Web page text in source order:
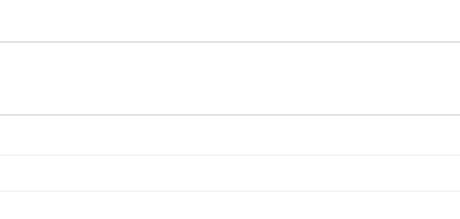
価格と品質のバランスを取っています。コストパフォーマンス
行者にとって理想的な選択肢となっています。